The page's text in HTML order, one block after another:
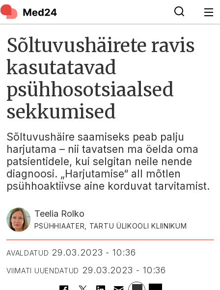
Sõltuvushäirete ravis
kasutatavad
psühhosotsiaalsed
sekkumised
Sõltuvushäire saamiseks peab palju
harjutama – nii tavatsen ma öelda oma
patsientidele, kui selgitan neile nende
diagnoosi. „Harjutamise“ all mõtlen
psühhoaktiivse aine korduvat tarvitamist.
Teelia Rolko
PSÜHHIAATER, TARTU ÜLIKOOLI KLIINIKUM
AVALDATUD 29.03.2023 - 10:36
VIIMATI UUENDATUD 29.03.2023 - 10:36